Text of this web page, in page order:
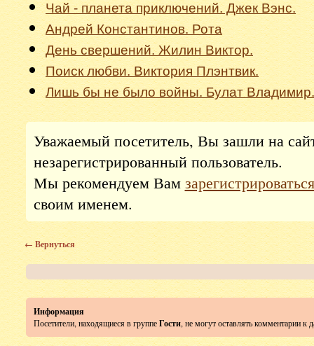
Чай - планета приключений. Джек Вэнс.
Андрей Константинов. Рота
День свершений. Жилин Виктор.
Поиск любви. Виктория Плэнтвик.
Лишь бы не было войны. Булат Владимир.
Уважаемый посетитель, Вы зашли на
незарегистрированный пользователь.
Мы рекомендуем Вам зарегистрироваться
своим именем.
← Вернуться
Информация
Посетители, находящиеся в группеГости, не могут оставлять комментарии к